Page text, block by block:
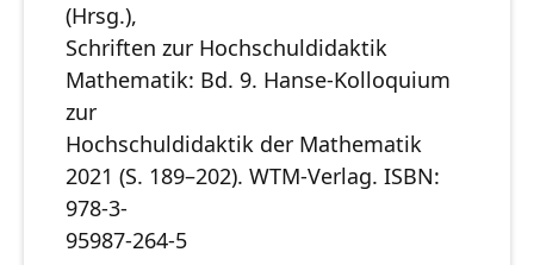
(Hrsg.),
Schriften zur Hochschuldidaktik
Mathematik: Bd. 9. Hanse-Kolloquium
zur
Hochschuldidaktik der Mathematik
2021 (S. 189–202). WTM-Verlag. ISBN:
978-3-
95987-264-5